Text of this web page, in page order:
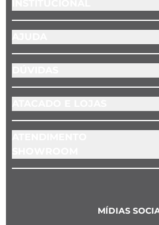
MÍDIAS